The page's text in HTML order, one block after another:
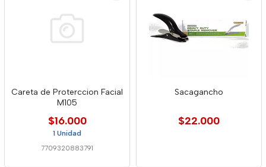
Careta de Proterccion Facial
M105
$16.000
1 Unidad
7709320883791
Sacagancho
$22.000